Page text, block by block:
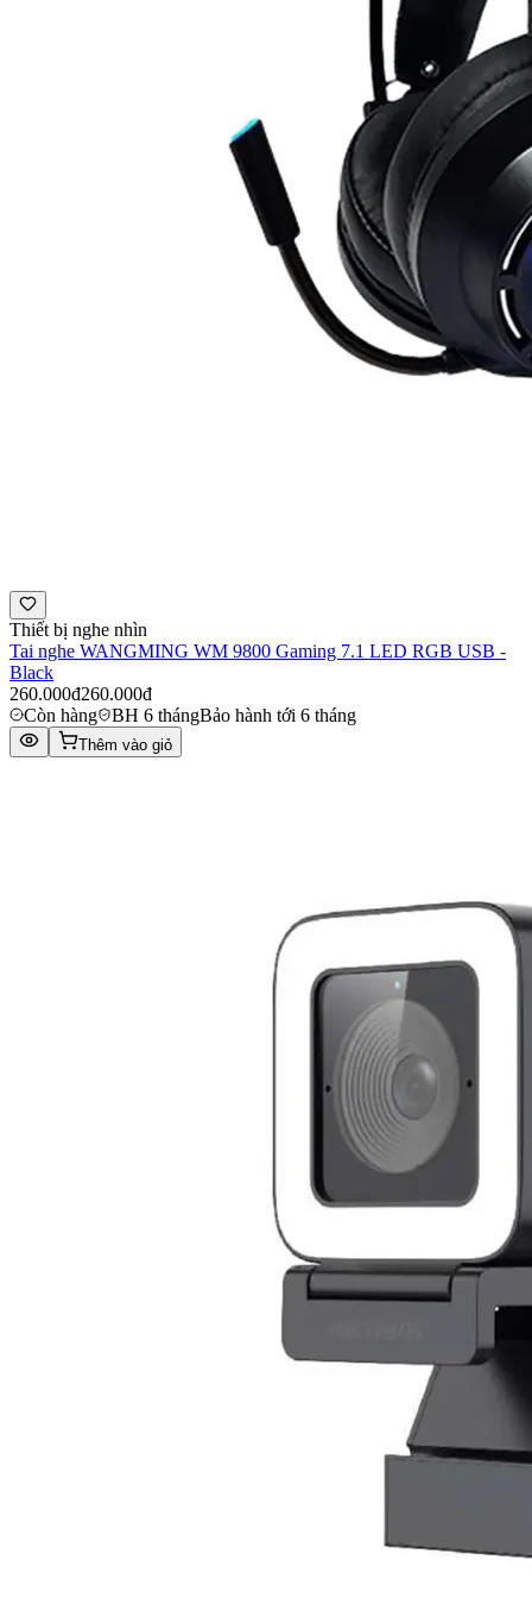
Thiết bị nghe nhìn
Tai nghe WANGMING WM 9800 Gaming 7.1 LED RGB USB -
Black
260.000đ260.000đ
Còn hàng
BH 6 thángBảo hành tới 6 tháng
Thêm vào giỏ